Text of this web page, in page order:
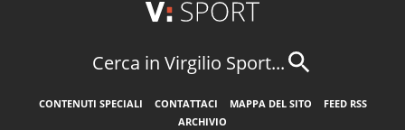
Cerca in Virgilio Sport...
CONTENUTI SPECIALI CONTATTACI MAPPA DEL SITO
FEED RSS
ARCHIVIO